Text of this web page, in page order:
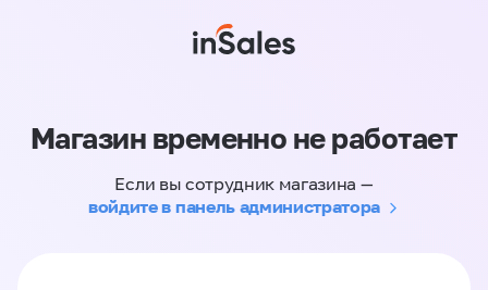
Магазин временно не работает
Если вы сотрудник магазина —
войдите в панель администратора